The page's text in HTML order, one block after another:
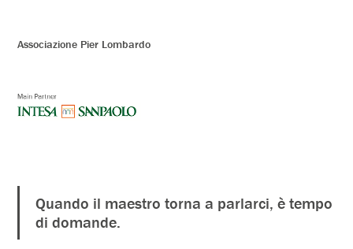
Associazione Pier Lombardo
Quando il maestro torna a parlarci, è tempo
di domande.